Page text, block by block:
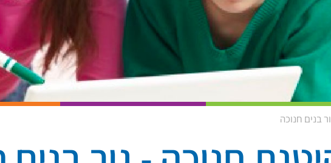
בנים חנוכה